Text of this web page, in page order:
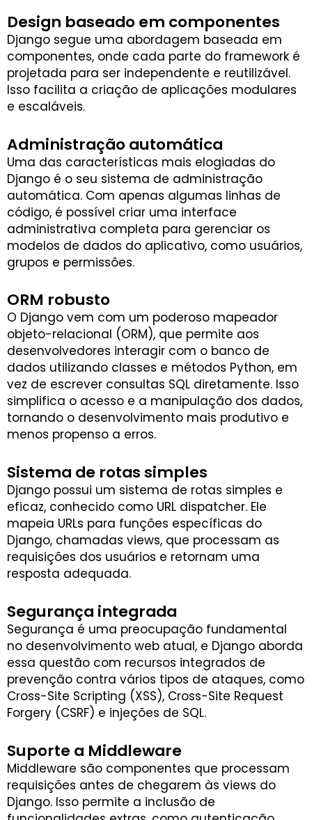
Design baseado em componentes
Django segue uma abordagem baseada em
componentes, onde cada parte do framework é
projetada para ser independente e reutilizável.
Isso facilita a criação de aplicações modulares
e escaláveis.
Administração automática
Uma das características mais elogiadas do
Django é o seu sistema de administração
automática. Com apenas algumas linhas de
código, é possível criar uma interface
administrativa completa para gerenciar os
modelos de dados do aplicativo, como usuários,
grupos e permissões.
ORM robusto
O Django vem com um poderoso mapeador
objeto-relacional (ORM), que permite aos
desenvolvedores interagir com o banco de
dados utilizando classes e métodos Python, em
vez de escrever consultas SQL diretamente. Isso
simplifica o acesso e a manipulação dos dados,
tornando o desenvolvimento mais produtivo e
menos propenso a erros.
Sistema de rotas simples
Django possui um sistema de rotas simples e
eficaz, conhecido como URL dispatcher. Ele
mapeia URLs para funções específicas do
Django, chamadas views, que processam as
requisições dos usuários e retornam uma
resposta adequada.
Segurança integrada
Segurança é uma preocupação fundamental
no desenvolvimento web atual, e Django aborda
essa questão com recursos integrados de
prevenção contra vários tipos de ataques, como
Cross-Site Scripting (XSS), Cross-Site Request
Forgery (CSRF) e injeções de SQL.
Suporte a Middleware
Middleware são componentes que processam
requisições antes de chegarem às views do
Django. Isso permite a inclusão de